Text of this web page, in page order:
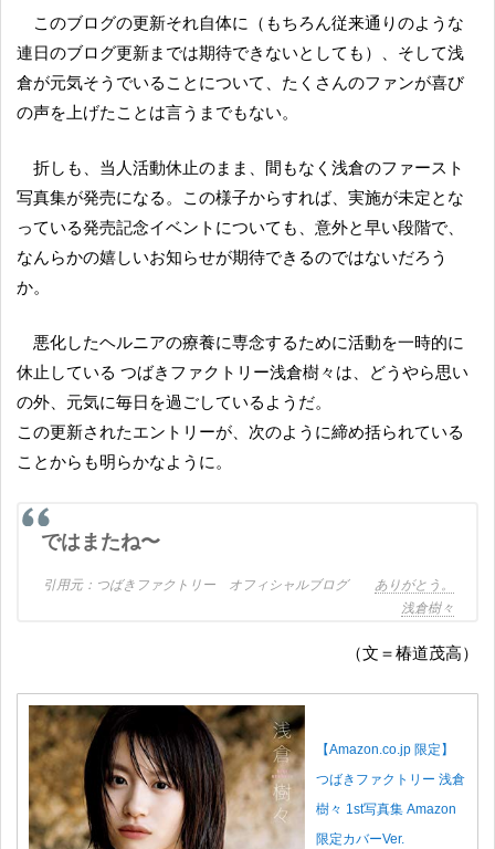
このブログの更新それ自体に（もちろん従来通りのような
連日のブログ更新までは期待できないとしても）、そして浅
倉が元気そうでいることについて、たくさんのファンが喜び
の声を上げたことは言うまでもない。
折しも、当人活動休止のまま、間もなく浅倉のファースト
写真集が発売になる。この様子からすれば、実施が未定とな
っている発売記念イベントについても、意外と早い段階で、
なんらかの嬉しいお知らせが期待できるのではないだろう
か。
悪化したヘルニアの療養に専念するために活動を一時的に
休止している つばきファクトリー浅倉樹々は、どうやら思い
の外、元気に毎日を過ごしているようだ。
この更新されたエントリーが、次のように締め括られている
ことからも明らかなように。
ではまたね〜
つばきファクトリー オフィシャルブログ ありがとう。
浅倉樹々
（文＝椿道茂高）
【Amazon.co.jp 限定】
つばきファクトリー 浅倉
樹々 1st写真集 Amazon
限定カバーVer.